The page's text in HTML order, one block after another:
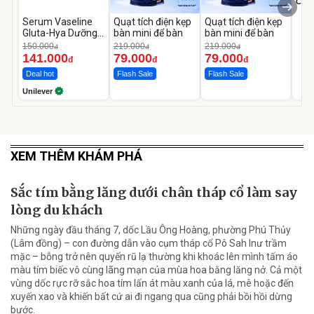
Serum Vaseline
Gluta-Hya Dưỡng
Da Sáng Mịn Sau 7
Ngày
150.000đ
141.000đ
Deal hot
Unilever
Quạt tích điện kẹp
bàn mini để bàn
219.000đ
79.000đ
Flash Sale
Quạt tích điện kẹp
bàn mini để bàn
219.000đ
79.000đ
Flash Sale
XEM THÊM KHÁM PHÁ
Sắc tím bằng lăng dưới chân tháp cổ làm say
lòng du khách
Những ngày đầu tháng 7, dốc Lầu Ông Hoàng, phường Phú Thủy
(Lâm đồng) – con đường dẫn vào cụm tháp cổ Pô Sah Inư trầm
mặc – bỗng trở nên quyến rũ lạ thường khi khoác lên mình tấm áo
màu tím biếc vô cùng lãng mạn của mùa hoa bằng lăng nở. Cả một
vùng dốc rực rỡ sắc hoa tím lấn át màu xanh của lá, mê hoặc đến
xuyến xao và khiến bất cứ ai đi ngang qua cũng phải bồi hồi dừng
bước.